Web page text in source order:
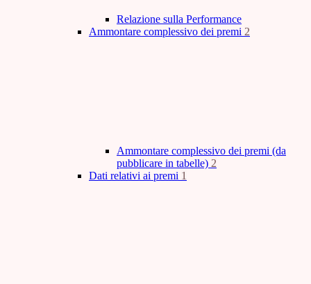
Relazione sulla Performance
Ammontare complessivo dei premi 2
Ammontare complessivo dei premi (da
pubblicare in tabelle) 2
Dati relativi ai premi 1